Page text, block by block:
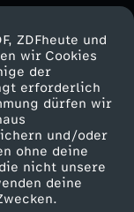
ZDFheute und
wir Cookies
der
erforderlich
dürfen wir
und/oder
ohne deine
nicht unsere
deine
ZDF